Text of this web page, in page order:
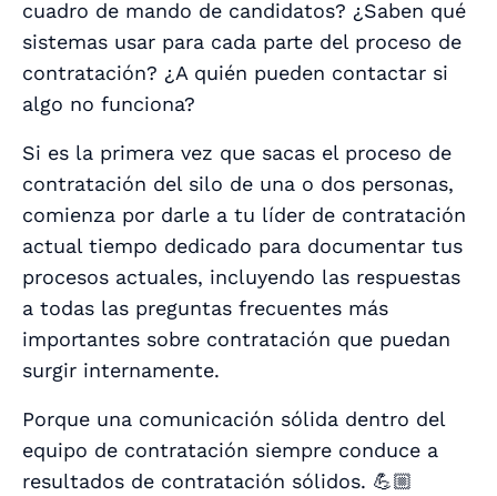
cuadro de mando de candidatos? ¿Saben qué
sistemas usar para cada parte del proceso de
contratación? ¿A quién pueden contactar si
algo no funciona?
Si es la primera vez que sacas el proceso de
contratación del silo de una o dos personas,
comienza por darle a tu líder de contratación
actual tiempo dedicado para documentar tus
procesos actuales, incluyendo las respuestas
a todas las preguntas frecuentes más
importantes sobre contratación que puedan
surgir internamente.
Porque una comunicación sólida dentro del
equipo de contratación siempre conduce a
resultados de contratación sólidos. 💪🏼